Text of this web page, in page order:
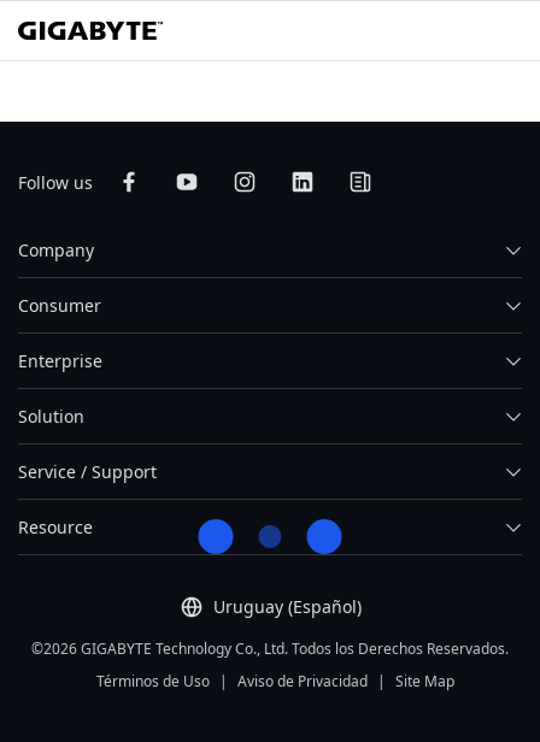
Follow us
Uruguay (Español)
Company
Consumer
Enterprise
Solution
Service / Support
Resource
©2026 GIGABYTE Technology Co., Ltd. Todos los Derechos Reservados.
Términos de Uso
| Aviso de Privacidad | Site Map